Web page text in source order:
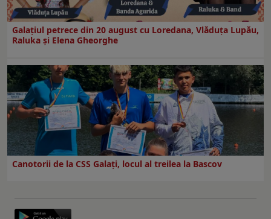
Galaţiul petrece din 20 august cu Loredana, Vlăduța Lupău,
Raluka și Elena Gheorghe
Canotorii de la CSS Galați, locul al treilea la Bascov